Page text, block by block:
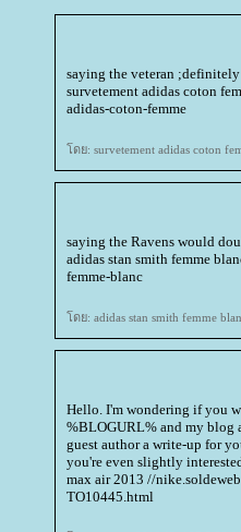
saying the veteran ;definitely
survetement adidas coton
adidas-coton-femme
ดย: survetement adidas coton
saying the Ravens would
adidas stan smith femme
femme-blanc
ดย: adidas stan smith femme
Hello. I'm wondering if you
%BLOGURL% and my blog
guest author a write-up for
you're even slightly
max air 2013 //
TO10445.html